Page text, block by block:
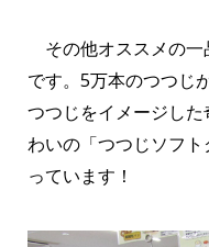
その他オススメの一
です。5万本のつつじ
つつじをイメージし
わいの「つつじソフ
っています！